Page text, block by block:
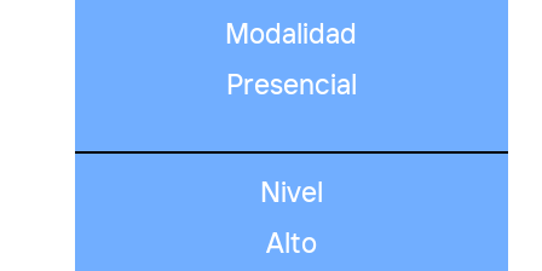
Modalidad
Presencial
Nivel
Alto